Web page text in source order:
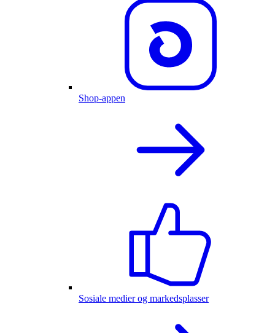
Shop-appen
Sosiale medier og markedsplasser